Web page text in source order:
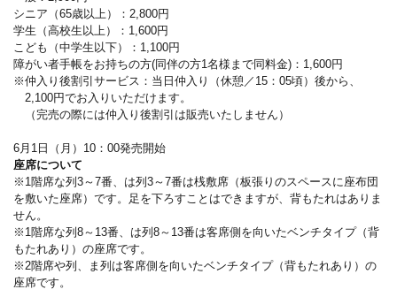
シニア（65歳以上）：2,800円
学生（高校生以上）：1,600円
こども（中学生以下）：1,100円
障がい者手帳をお持ちの方(同伴の方1名様まで同料金)：1,600円
※仲入り後割引サービス：当日仲入り（休憩／15：05頃）後から、
2,100円でお入りいただけます。
（完売の際には仲入り後割引は販売いたしません）
6月1日（月）10：00発売開始
座席について
※1階席な列3～7番、は列3～7番は桟敷席（板張りのスペースに座布団
を敷いた座席）です。足を下ろすことはできますが、背もたれはありま
せん。
※1階席な列8～13番、は列8～13番は客席側を向いたベンチタイプ（背
もたれあり）の座席です。
※2階席や列、ま列は客席側を向いたベンチタイプ（背もたれあり）の
座席です。